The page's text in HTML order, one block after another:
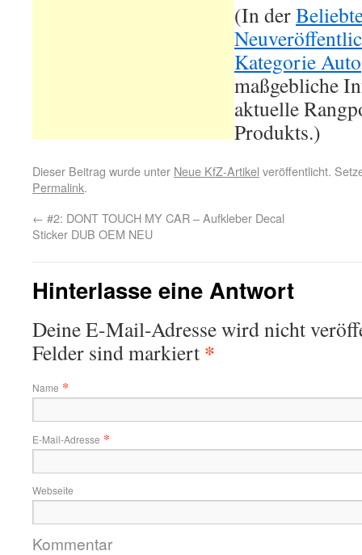
(In der
Kategorie Auto
maßgebliche
aktuelle
Produkts.)
Dieser Beitrag wurde unter Neue KfZ-Artikel veröffentlicht.
Permalink.
← #2: DONT TOUCH MY CAR – Aufkleber Decal
Sticker DUB OEM NEU
Hinterlasse eine Antwort
Deine E-Mail-Adresse wird nicht
Felder sind markiert *
Name *
E-Mail-Adresse *
Webseite
Kommentar